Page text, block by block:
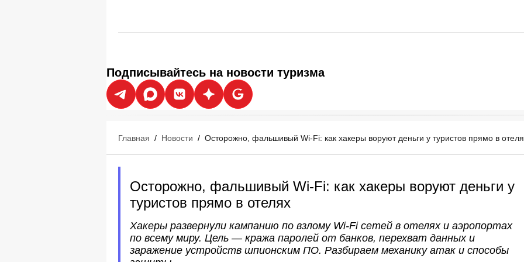
Подписывайтесь на новости туризма
Главная / Новости / Осторожно, фальшивый Wi-Fi: как хакеры воруют деньги у туристов прямо в
Осторожно, фальшивый Wi-Fi: как хакеры воруют деньги у
туристов прямо в отелях
Хакеры развернули кампанию по взлому Wi-Fi сетей в отелях и аэропортах
по всему миру. Цель — кража паролей от банков, перехват данных и
заражение устройств шпионским ПО. Разбираем механику атак и способы